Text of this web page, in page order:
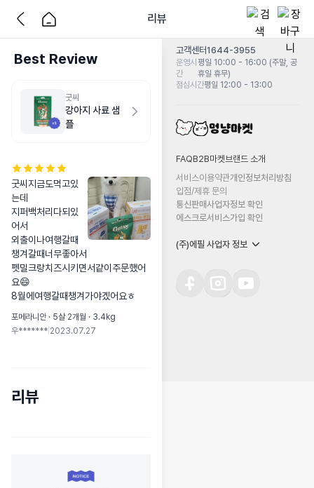
리뷰
Best Review
굿씨
강아지 사료 샘
플
굿씨지금도먹고있
는데
지퍼백처리다되있
어서
외출이나여행갈때
챙겨갈때너무좋아서
펫밀크랑치즈시키면서같이주문했어
요😄
8월에여행갈때챙겨가야겠어요ㅎ
포메라니안 · 5살 2개월 · 3.4kg
우******* 2023.07.27
리뷰
고객센터1644-3955
운영시
간
평일 10:00 - 16:00 (주말, 공
휴일 휴무)
점심시간평일 12:00 - 13:00
FAQB2B마켓 브랜드 소개
서비스이용약관개인정보처리방침
입점/제휴 문의
통신판매사업자정보 확인
에스크로서비스가입 확인
(주)에필 사업자 정보